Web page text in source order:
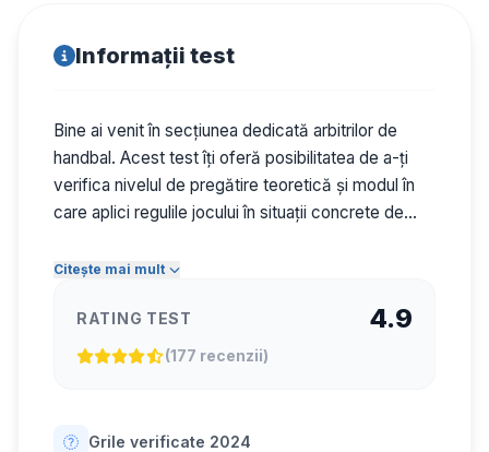
Informații test
Bine ai venit în secțiunea dedicată arbitrilor de
handbal. Acest test îți oferă posibilitatea de a-ți
verifica nivelul de pregătire teoretică și modul în
care aplici regulile jocului în situații concrete de
consolida cunoașterea regulamentului, pentru a
dezvoltarea continuă a activității de arbitraj în
competițiile oficiale.
Citește mai mult
RATING TEST 4.9
(177 recenzii)
Grile verificate 2024